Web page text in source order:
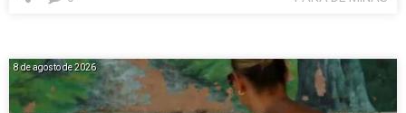
8 de agosto de 2026